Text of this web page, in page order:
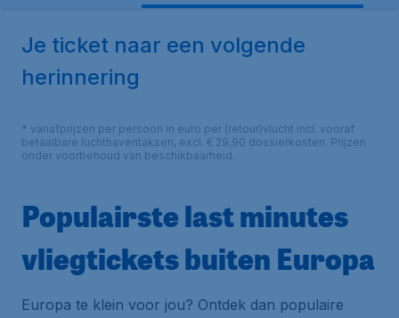
Je ticket naar een volgende
herinnering
* vanafprijzen per persoon in euro per (retour)vlucht incl. vooraf
betaalbare luchthaventaksen, excl. € 29,90 dossierkosten. Prijzen
onder voorbehoud van beschikbaarheid.
Populairste last minutes
vliegtickets buiten Europa
Europa te klein voor jou? Ontdek dan populaire